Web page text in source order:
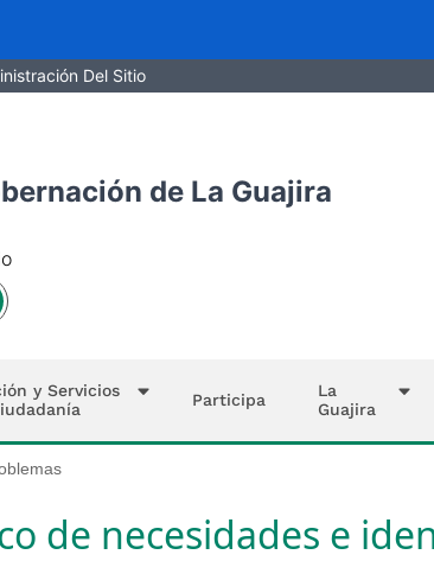
Del Sitio
de La Guajira
y Servicios
Participa
La
Guajira
de necesidades e